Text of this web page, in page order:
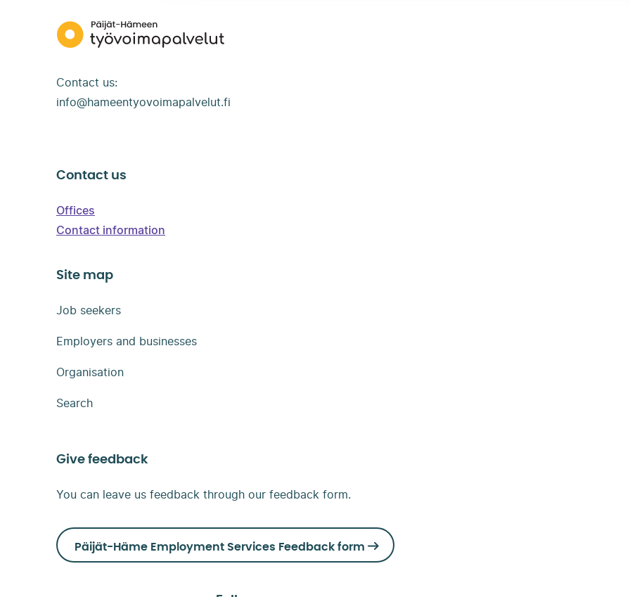
Päijät-
Hämeen
Contact us:
info@hameentyovoimapalvelut.fi
Contact us
Offices
Contact information
Site map
Job seekers
Employers and businesses
Organisation
Search
Give feedback
You can leave us feedback through our feedback form.
Päijät-Häme Employment Services Feedback form